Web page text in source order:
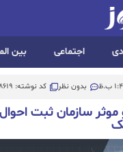
اجتماعی بین
ب.ظ بدون نظر کد نوشته: 48619
سازمان ثبت